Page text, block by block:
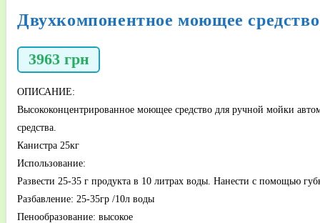
Двухкомпонентное моющее
3963 грн
ОПИСАНИЕ:
Высококонцентрированное моющее средство для ручной мойки
средства.
Канистра 25кг
Использование:
Развести 25-35 г продукта в 10 литрах воды. Нанести с помощью
Разбавление: 25-35гр /10л воды
Пенообразование: высокое